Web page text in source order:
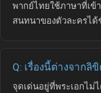
พากย์ไทยใช้ภาษาที่เ
สนทนาของตัวละครไ
Q: เรื่องนี้ต่างจากลิ
จุดเด่นอยู่ที่พระเอกไม่